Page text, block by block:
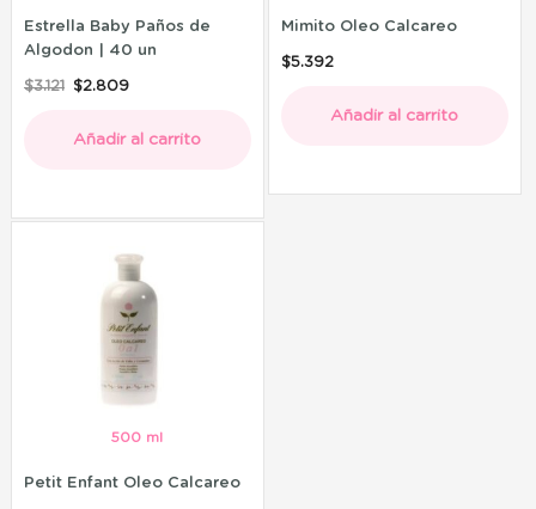
Estrella Baby Paños de
Algodon | 40 un
$3.121 $2.809
Añadir al carrito
Mimito Oleo Calcareo
$5.392
Añadir al carrito
500 ml
Petit Enfant Oleo Calcareo